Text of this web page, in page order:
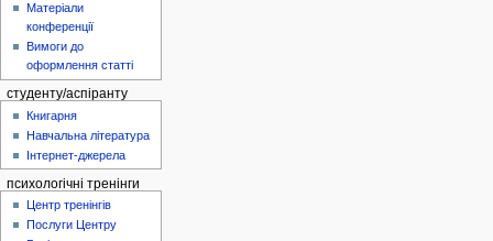
Матеріали
конференції
Вимоги до
оформлення статті
студенту/аспіранту
Книгарня
Навчальна література
Інтернет-джерела
психологічні тренінги
Центр тренінгів
Послуги Центру